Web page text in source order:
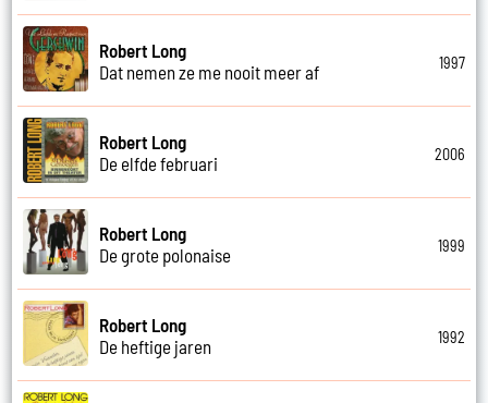
Robert Long
Dat nemen ze me nooit meer af
1997
Robert Long
De elfde februari
2006
Robert Long
De grote polonaise
1999
Robert Long
De heftige jaren
1992